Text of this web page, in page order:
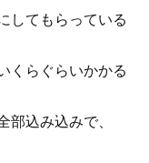
してもらっている
くらぐらいかかる
込み込みで、